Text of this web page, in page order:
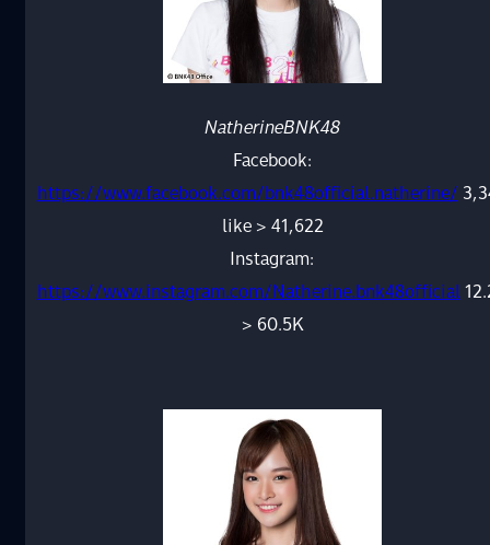
NatherineBNK48
Facebook:
https://www.facebook.com/bnk48official.natherine/
like > 41,622
Instagram:
https://www.instagram.com/Natherine.bnk48official
> 60.5K